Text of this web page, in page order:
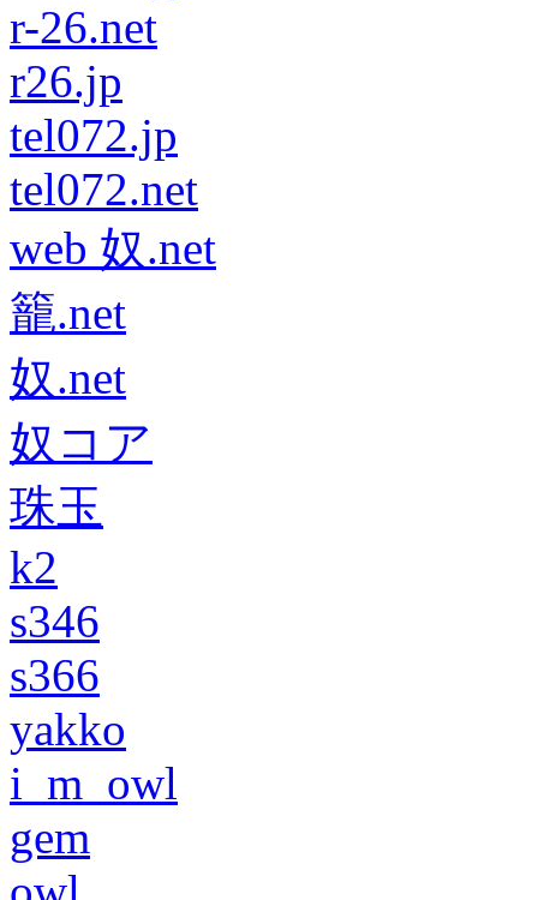
r-26.net
r26.jp
tel072.jp
tel072.net
web 奴.net
籠.net
奴.net
奴コア
珠玉
k2
s346
s366
yakko
i_m_owl
gem